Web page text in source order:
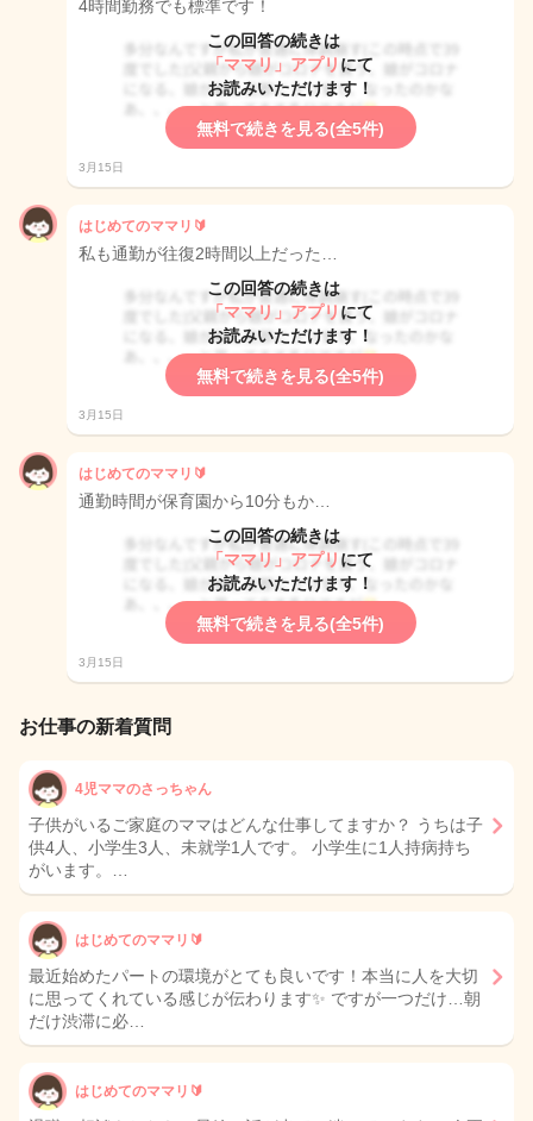
4時間勤務でも標準です！
この回答の続きは
「ママリ」アプリ にて
お読みいただけます！
無料で続きを見る(全5件)
3月15日
はじめてのママリ🔰
私も通勤が往復2時間以上だった…
この回答の続きは
「ママリ」アプリ にて
お読みいただけます！
無料で続きを見る(全5件)
3月15日
はじめてのママリ🔰
通勤時間が保育園から10分もか…
この回答の続きは
「ママリ」アプリ にて
お読みいただけます！
無料で続きを見る(全5件)
3月15日
お仕事の新着質問
4児ママのさっちゃん
子供がいるご家庭のママはどんな仕事してますか？ うちは子
供4人、小学生3人、未就学1人です。 小学生に1人持病持ち
がいます。…
はじめてのママリ🔰
最近始めたパートの環境がとても良いです！本当に人を大切
に思ってくれている感じが伝わります✨ ですが一つだけ…朝
だけ渋滞に必…
はじめてのママリ🔰